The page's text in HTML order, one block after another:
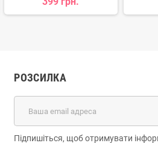
РОЗСИЛКА
Підпишіться, щоб отримувати